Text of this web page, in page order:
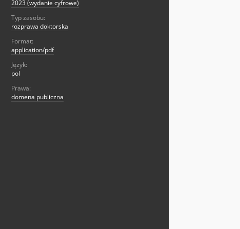
2023 (wydanie cyfrowe)
Typ zasobu:
rozprawa doktorska
Format:
application/pdf
Język:
pol
Prawa:
domena publiczna